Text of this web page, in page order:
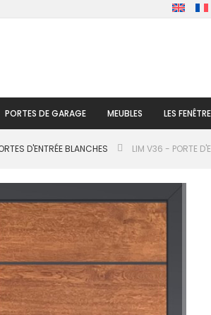
PORTES DE GARAGE MEUBLES LES
D'ENTRÉE BLANCHES LIM V36 - PORTE